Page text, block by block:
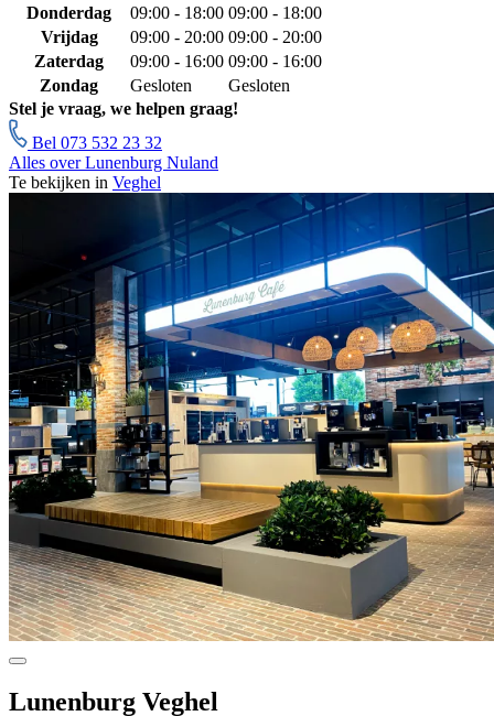
Donderdag
09:00 - 18:00 09:00 - 18:00
Vrijdag
09:00 - 20:00 09:00 - 20:00
Zaterdag
09:00 - 16:00 09:00 - 16:00
Zondag
Gesloten
Gesloten
Stel je vraag, we helpen graag!
Bel 073 532 23 32
Alles over Lunenburg Nuland
Te bekijken in Veghel
Lunenburg Veghel